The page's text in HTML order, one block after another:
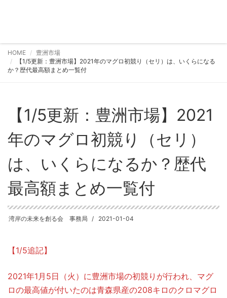
HOME
豊洲市場
【1/5更新：豊洲市場】2021年のマグロ初競り（セリ）は、いくらになる
か？歴代最高額まとめ一覧付
【1/5更新：豊洲市場】2021
年のマグロ初競り（セリ）
は、いくらになるか？歴代
最高額まとめ一覧付
湾岸の未来を創る会 事務局 2021-01-04
【1/5追記】
2021年1月5日（火）に豊洲市場の初競りが行われ、マグ
ロの最高値が付いたのは青森県産の208キロのクロマグロ